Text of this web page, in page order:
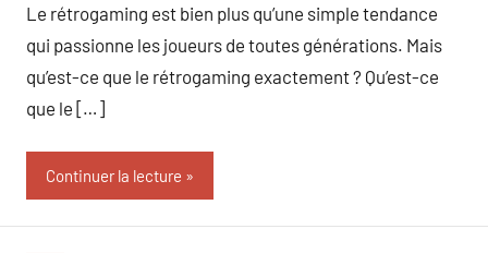
Le rétrogaming est bien plus qu’une simple tendance
qui passionne les joueurs de toutes générations. Mais
qu’est-ce que le rétrogaming exactement ? Qu’est-ce
que le […]
Continuer la lecture